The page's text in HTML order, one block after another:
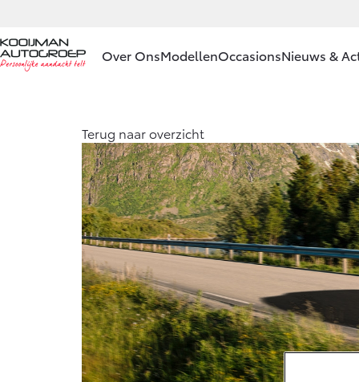
Over Ons
Ons bedrijf
Contact en
Route
Vacatures
Klantbeoordelingen
Modellen
HYBRIDE
Vanaf € 23.750,-
HYBRIDE
OccasionsNieuws &
Terug naar overzicht